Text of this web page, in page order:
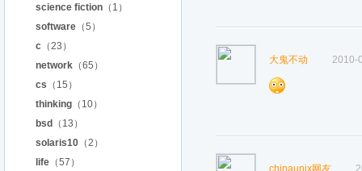
science fiction （1）
software （5）
c （23）
network （65）
cs （15）
thinking （10）
bsd
（13）
solaris10 （2）
life （57）
大鬼不动 2010-
chinaunix网友